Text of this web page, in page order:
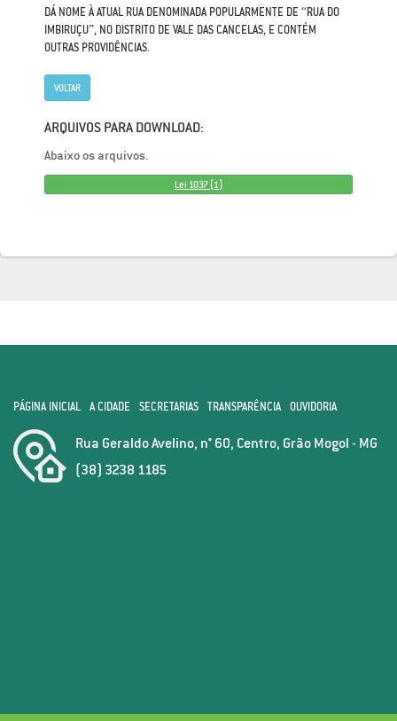
DÁ NOME À ATUAL RUA DENOMINADA POPULARMENTE DE “RUA DO
IMBIRUÇU”, NO DISTRITO DE VALE DAS CANCELAS, E CONTÉM
OUTRAS PROVIDÊNCIAS.
VOLTAR
ARQUIVOS PARA DOWNLOAD:
Abaixo os arquivos.
Lei 1037 (1)
PÁGINA INICIAL A CIDADE SECRETARIAS TRANSPARÊNCIA OUVIDORIA
Rua Geraldo Avelino, n° 60, Centro, Grão Mogol - MG
(38) 3238 1185